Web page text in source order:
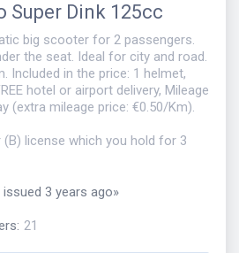
Super Dink 125cc
big scooter for 2 passengers.
the seat. Ideal for city and road.
Included in the price: 1 helmet,
hotel or airport delivery, Mileage
(extra mileage price: €0.50/Km).
license which you hold for 3
issued 3 years ago»
: 21